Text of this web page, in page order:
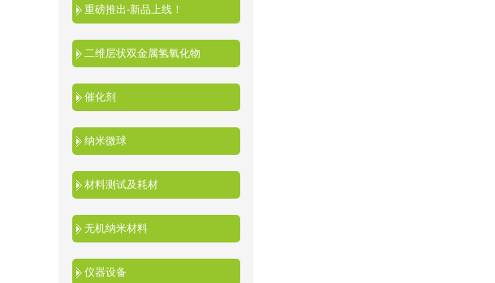
重磅推出-新品上线！
二维层状双金属氢氧化物
催化剂
纳米微球
材料测试及耗材
无机纳米材料
仪器设备